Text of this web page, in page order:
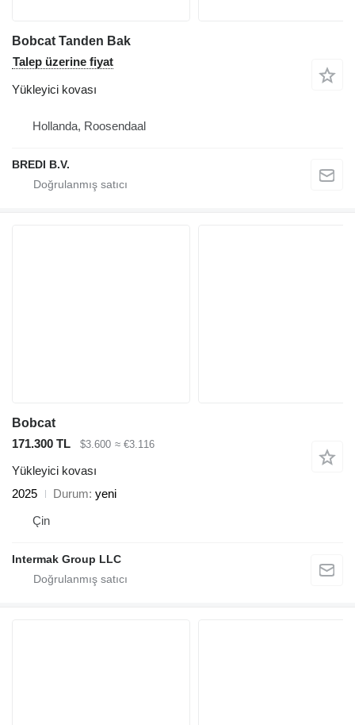
Bobcat Tanden Bak
Talep üzerine fiyat
Yükleyici kovası
Hollanda, Roosendaal
BREDI B.V.
Bobcat
171.300 TL
$3.600 ≈ €3.116
Yükleyici kovası
2025
Durum yeni
Çin
Intermak Group LLC